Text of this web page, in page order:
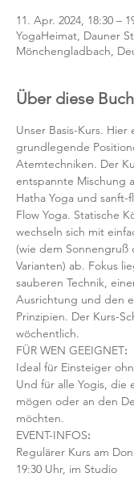
11. Apr. 2024, 18:30 –
YogaHeimat, Dauner
Mönchengladbach,
Über diese
Unser Basis-Kurs. Hier
grundlegende
Atemtechniken. Der
entspannte Mischung
Hatha Yoga und sanft-
Flow Yoga. Statische
wechseln sich mit
(wie dem Sonnengruß
Varianten) ab. Fokus
sauberen Technik,
Ausrichtung und den
Prinzipien. Der Kurs-
wöchentlich.
FÜR WEN GEEIGNET:
Ideal für Einsteiger
Und für alle Yogis, die
mögen oder an den
möchten.
EVENT-INFOS:
Regulärer Kurs am
19:30 Uhr, im Studio